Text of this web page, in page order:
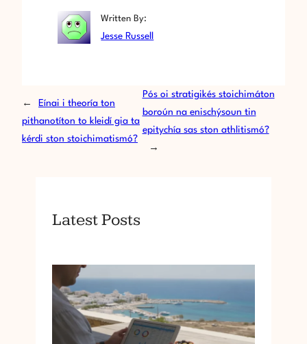
Written By:
Jesse Russell
←
Eínai i theoría ton
pithanotíton to kleidí gia ta
kérdi ston stoichimatismó?
Pós oi stratigikés stoichimáton
boroún na enischýsoun tin
epitychía sas ston athlitismó?
→
Latest Posts